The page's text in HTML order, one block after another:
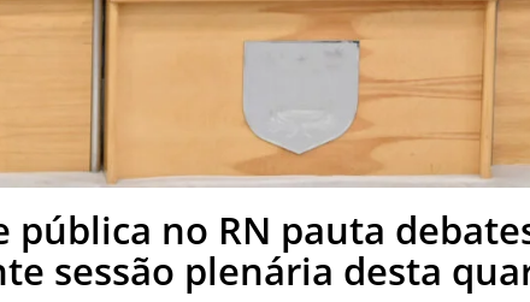
pública no RN pauta
sessão plenária desta